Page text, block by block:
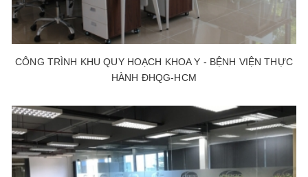
CÔNG TRÌNH KHU QUY HOẠCH KHOA Y - BỆNH VIỆN THỰC
HÀNH ĐHQG-HCM